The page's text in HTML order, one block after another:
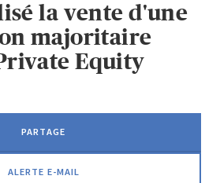
la vente d'une
majoritaire
Equity
PARTAGE
ALERTE E-MAIL